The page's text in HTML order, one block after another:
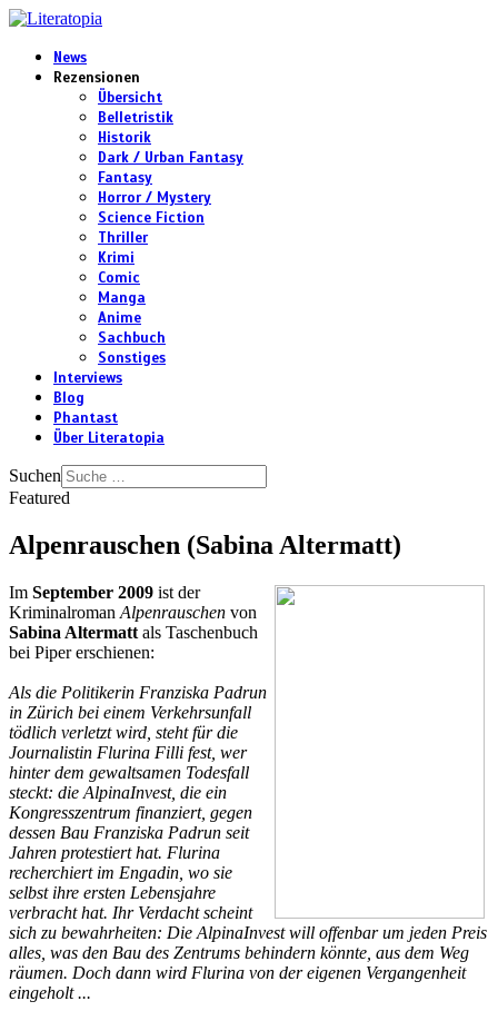
News
Rezensionen
Übersicht
Belletristik
Historik
Dark / Urban Fantasy
Fantasy
Horror / Mystery
Science Fiction
Thriller
Krimi
Comic
Manga
Anime
Sachbuch
Sonstiges
Interviews
Blog
Phantast
Über Literatopia
Suchen
Featured
Alpenrauschen (Sabina Altermatt)
Im September 2009 ist der
Kriminalroman Alpenrauschen von
Sabina Altermatt als Taschenbuch
bei Piper erschienen:
Als die Politikerin Franziska Padrun
in Zürich bei einem Verkehrsunfall
tödlich verletzt wird, steht für die
Journalistin Flurina Filli fest, wer
hinter dem gewaltsamen Todesfall
steckt: die AlpinaInvest, die ein
Kongresszentrum finanziert, gegen
dessen Bau Franziska Padrun seit
Jahren protestiert hat. Flurina
recherchiert im Engadin, wo sie
selbst ihre ersten Lebensjahre
verbracht hat. Ihr Verdacht scheint
sich zu bewahrheiten: Die AlpinaInvest will offenbar um jeden Preis
alles, was den Bau des Zentrums behindern könnte, aus dem Weg
räumen. Doch dann wird Flurina von der eigenen Vergangenheit
eingeholt ...